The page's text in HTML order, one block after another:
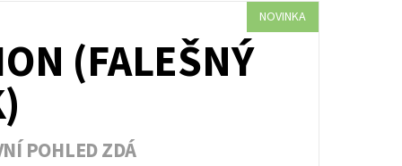
NOVINKA
(FALEŠNÝ
POHLED ZDÁ